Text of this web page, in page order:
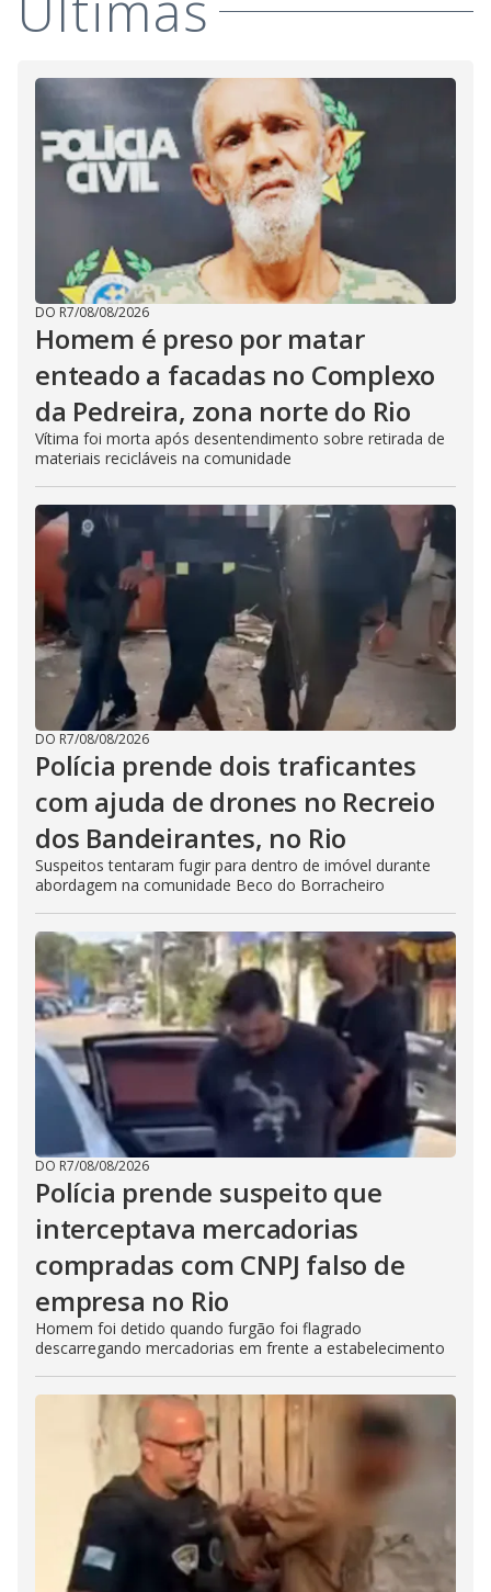
DO R7/08/08/2026
Homem é preso por matar
enteado a facadas no Complexo
da Pedreira, zona norte do Rio
Vítima foi morta após desentendimento sobre retirada de
materiais recicláveis na comunidade
DO R7/08/08/2026
Polícia prende dois traficantes
com ajuda de drones no Recreio
dos Bandeirantes, no Rio
Suspeitos tentaram fugir para dentro de imóvel durante
abordagem na comunidade Beco do Borracheiro
DO R7/08/08/2026
Polícia prende suspeito que
interceptava mercadorias
compradas com CNPJ falso de
empresa no Rio
Homem foi detido quando furgão foi flagrado
descarregando mercadorias em frente a estabelecimento